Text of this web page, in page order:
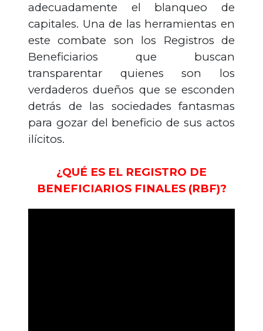
adecuadamente el blanqueo de
capitales. Una de las herramientas en
este combate son los Registros de
Beneficiarios que buscan
transparentar quienes son los
verdaderos dueños que se esconden
detrás de las sociedades fantasmas
para gozar del beneficio de sus actos
ilícitos.
¿QUÉ ES EL REGISTRO DE
BENEFICIARIOS FINALES (RBF)?